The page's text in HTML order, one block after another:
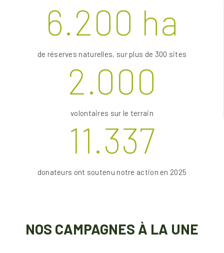
6.200 ha
de réserves naturelles, sur plus de 300 sites
2.000
volontaires sur le terrain
11.337
donateurs ont soutenu notre action en 2025
NOS CAMPAGNES À LA UNE